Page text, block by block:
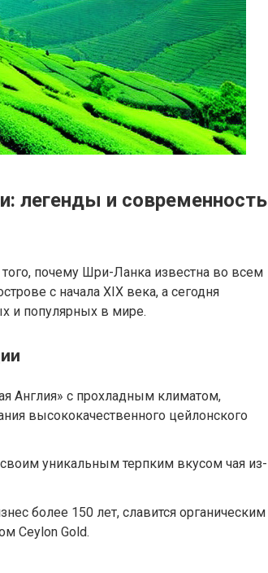
легенды и современность
того, почему Шри-Ланка известна во всем
с начала XIX века, а сегодня
и популярных в мире.
Англия» с прохладным климатом,
высококачественного цейлонского
уникальным терпким вкусом чая из-
более 150 лет, славится органическим
Ceylon Gold.